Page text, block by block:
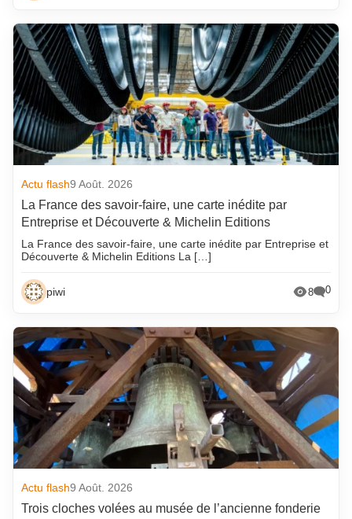
Actu flash9 Août. 2026
La France des savoir-faire, une carte inédite par
Entreprise et Découverte & Michelin Editions
La France des savoir-faire, une carte inédite par Entreprise et
Découverte & Michelin Editions La […]
piwi 8 0
Actu flash9 Août. 2026
Trois cloches volées au musée de l’ancienne fonderie